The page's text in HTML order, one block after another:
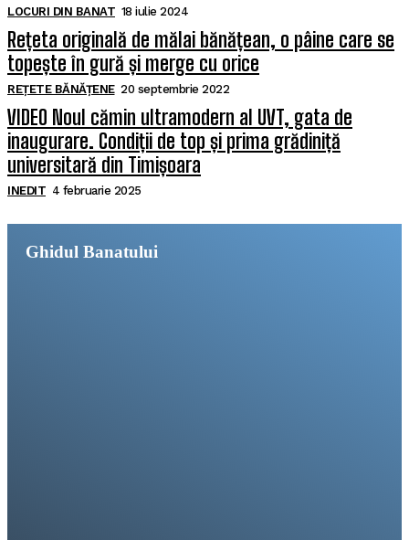
LOCURI DIN BANAT 18 iulie 2024
Rețeta originală de mălai bănățean, o pâine care se
topește în gură și merge cu orice
REȚETE BĂNĂȚENE 20 septembrie 2022
VIDEO Noul cămin ultramodern al UVT, gata de
inaugurare. Condiții de top și prima grădiniță
universitară din Timișoara
INEDIT 4 februarie 2025
Ghidul Banatului